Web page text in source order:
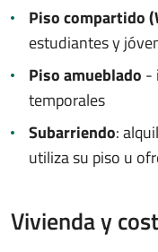
Piso compartido
estudiantes y
Piso amueblado -
temporales
Subarriendo:
utiliza su piso u
Vivienda y